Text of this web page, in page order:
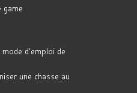
game
d'emploi de
une chasse au